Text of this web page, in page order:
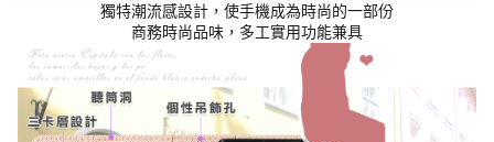
獨特潮流感設計，使手機成為時尚的一部份
商務時尚品味，多工實用功能兼具